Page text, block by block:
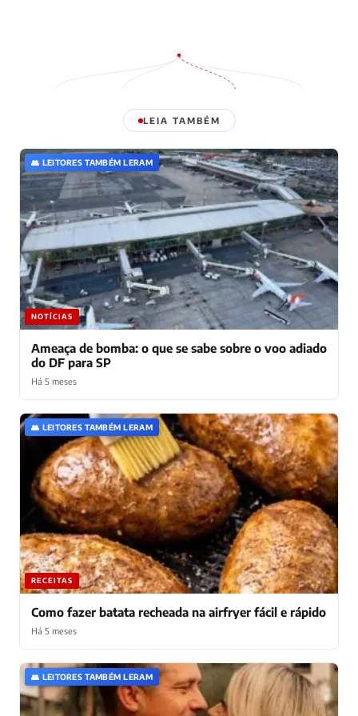
LEIA TAMBÉM
👥 LEITORES TAMBÉM LERAM
NOTÍCIAS
Ameaça de bomba: o que se sabe sobre o voo adiado
do DF para SP
Há 5 meses
👥 LEITORES TAMBÉM LERAM
RECEITAS
Como fazer batata recheada na airfryer fácil e rápido
Há 5 meses
👥 LEITORES TAMBÉM LERAM